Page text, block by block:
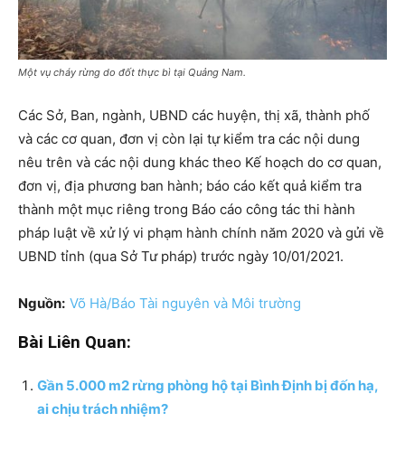
Một vụ cháy rừng do đốt thực bì tại Quảng Nam.
Các Sở, Ban, ngành, UBND các huyện, thị xã, thành phố
và các cơ quan, đơn vị còn lại tự kiểm tra các nội dung
nêu trên và các nội dung khác theo Kế hoạch do cơ quan,
đơn vị, địa phương ban hành; báo cáo kết quả kiểm tra
thành một mục riêng trong Báo cáo công tác thi hành
pháp luật về xử lý vi phạm hành chính năm 2020 và gửi về
UBND tỉnh (qua Sở Tư pháp) trước ngày 10/01/2021.
Nguồn: Võ Hà/Báo Tài nguyên và Môi trường
Bài Liên Quan:
Gần 5.000 m2 rừng phòng hộ tại Bình Định bị đốn hạ,
ai chịu trách nhiệm?